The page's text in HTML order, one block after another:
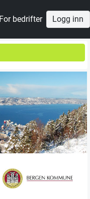
For bedrifter Logg inn